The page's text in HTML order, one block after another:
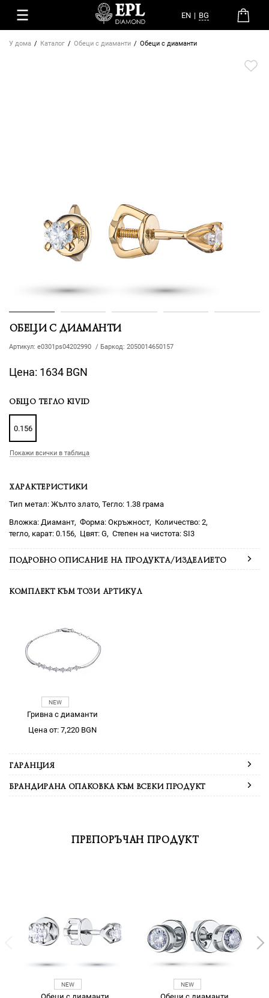
EN | BG
У дома Каталог Обеци с диаманти Обеци с диаманти
ОБЕЦИ С ДИАМАНТИ
Артикул: e0301ps04202990 / Баркод: 2050014650157
Цена: 1634 BGN
ОБЩО ТЕГЛО KIVID
0.156
Покажи всички в таблица
ХАРАКТЕРИСТИКИ
Тип метал: Жълто злато, Тегло: 1.38 грама
Диамант
Окръжност
2
0.156
G SI3
ПОДРОБНО ОПИСАНИЕ НА ПРОДУКТА/ИЗДЕЛИЕТО
КОМПЛЕКТ КЪМ ТОЗИ АРТИКУЛ
Гривна с диаманти
Цена от: 7,220 BGN
ГАРАНЦИЯ
БРАНДИРАНА ОПАКОВКА КЪМ ВСЕКИ ПРОДУКТ
ПРЕПОРЪЧАН ПРОДУКТ